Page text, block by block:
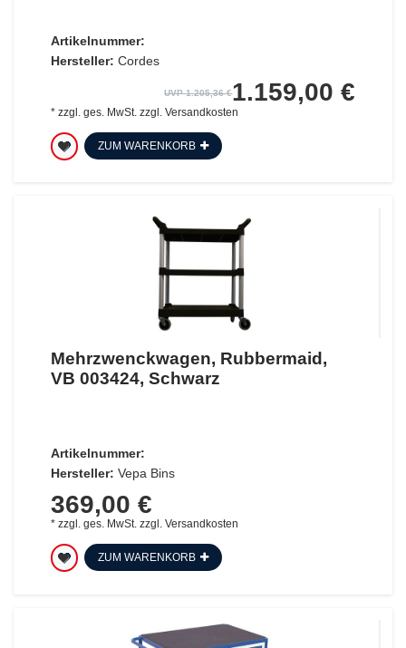
Artikelnummer:
Hersteller: Cordes
UVP 1.205,36 €1.159,00 €
* zzgl. ges. MwSt. zzgl. Versandkosten
ZUM WARENKORB
Mehrzwenckwagen, Rubbermaid,
VB 003424, Schwarz
Artikelnummer:
Hersteller: Vepa Bins
369,00 €
* zzgl. ges. MwSt.zzgl. Versandkosten
ZUM WARENKORB